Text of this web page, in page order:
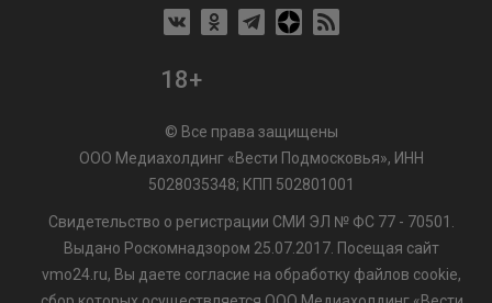
18+
© Все права защищены
ООО Медиахолдинг «Вести Подмосковья», ИНН
5028035348; КПП 502801001
Свидетельство о регистрации СМИ ЭЛ № ФС 77 - 70501.
Выдано Роскомнадзором 25.07.2017. Посещая сайт
vmo24.ru, Вы даете согласие на обработку файлов cookie,